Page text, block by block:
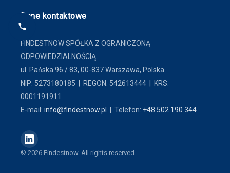
Dane kontaktowe
FINDESTNOW SPÓŁKA Z OGRANICZONĄ
ODPOWIEDZIALNOŚCIĄ
ul. Pańska 96 / 83, 00-837 Warszawa, Polska
NIP: 5273180185 | REGON: 542613444 | KRS:
0001191911
E-mail: info@findestnow.pl | Telefon: +48 502 190 344
© 2026 Findestnow. All rights reserved.